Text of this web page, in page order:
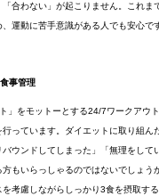
合わない」が起こりません。これま
運動に苦手意識がある人でも安心で
事管理
」をモットーとする24/7ワークアウ
っています。ダイエットに取り組ん
バウンドしてしまった」「無理をして
もいらっしゃるのではないでしょう
考慮しながらしっかり3食を摂取す